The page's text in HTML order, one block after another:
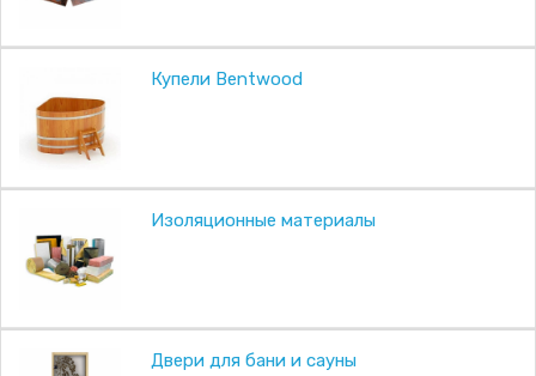
Купели Bentwood
Изоляционные материалы
Двери для бани и сауны